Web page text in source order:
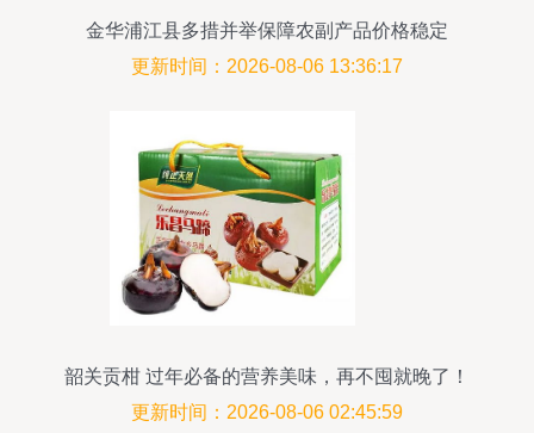
金华浦江县多措并举保障农副产品价格稳定
更新时间：2026-08-06 13:36:17
韶关贡柑 过年必备的营养美味，再不囤就晚了！
更新时间：2026-08-06 02:45:59